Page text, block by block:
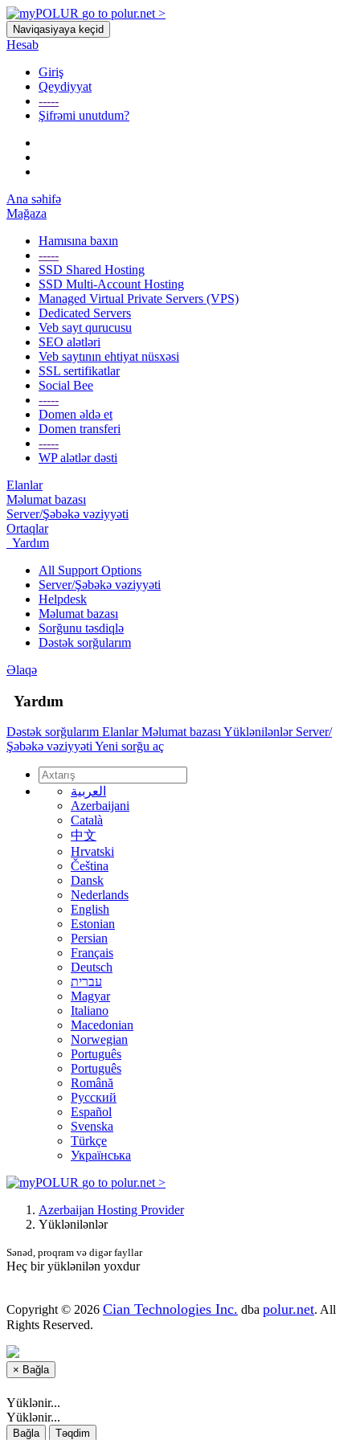
go to polur.net >
Naviqasiyaya keçid
Hesab
Giriş
Qeydiyyat
-----
Şifrəmi unutdum?
Ana səhifə
Mağaza
Hamısına baxın
-----
SSD Shared Hosting
SSD Multi-Account Hosting
Managed Virtual Private Servers (VPS)
Dedicated Servers
Veb sayt qurucusu
SEO alətləri
Veb saytının ehtiyat nüsxəsi
SSL sertifikatlar
Social Bee
-----
Domen əldə et
Domen transferi
-----
WP alətlər dəsti
Elanlar
Məlumat bazası
Server/Şəbəkə vəziyyəti
Ortaqlar
Yardım
All Support Options
Server/Şəbəkə vəziyyəti
Helpdesk
Məlumat bazası
Sorğunu təsdiqlə
Dəstək sorğularım
Əlaqə
Yardım
Dəstək sorğularım ElanlarMəlumat bazasıYüklənilənlər Server/
Şəbəkə vəziyyətiYeni sorğu aç
العربية
Azerbaijani
Català
中文
Hrvatski
Čeština
Dansk
Nederlands
English
Estonian
Persian
Français
Deutsch
עברית
Magyar
Italiano
Macedonian
Norwegian
Português
Português
Română
Русский
Español
Svenska
Türkçe
Українська
go to polur.net >
Azerbaijan Hosting Provider
Yüklənilənlər
Sənəd, proqram və digər fayllar
Heç bir yüklənilən yoxdur
Copyright © 2026 Cian Technologies Inc. dba polur.net. All
Rights Reserved.
× Bağla
Yüklənir...
Yüklənir...
Bağla Təqdim